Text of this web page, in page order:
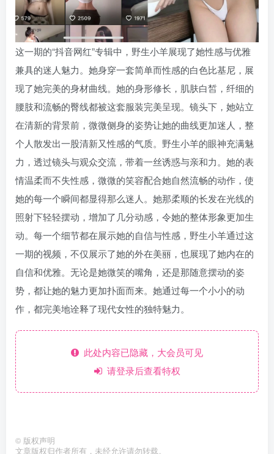
这一期的“抖音网红”专辑中，野生小羊展现了她性感与优雅
兼具的迷人魅力。她身穿一套简单而性感的白色比基尼，展
现了她完美的身材曲线。她的身形修长，肌肤白皙，纤细的
腰肢和流畅的臀线都被这套服装完美呈现。镜头下，她站立
在清新的背景前，微微侧身的姿势让她的曲线更加迷人，整
个人散发出一股清新又性感的气质。野生小羊的眼神充满魅
力，透过镜头与观众交流，带着一丝诱惑与亲和力。她的表
情温柔而不失性感，微微的笑容配合她自然流畅的动作，使
她的每一个瞬间都显得那么迷人。她那柔顺的长发在光线的
照射下轻轻摆动，增加了几分动感，令她的整体形象更加生
动。每一个细节都在展示她的自信与性感，野生小羊通过这
一期的视频，不仅展示了她的外在美丽，也展现了她内在的
自信和优雅。无论是她微笑的嘴角，还是那随意摆动的姿
势，都让她的魅力更加扑面而来。她通过每一个小小的动
作，都完美地诠释了现代女性的独特魅力。
此处内容已隐藏，大会员可见
请登录后查看特权
© 版权声明
文章版权归作者所有，未经允许请勿转载。